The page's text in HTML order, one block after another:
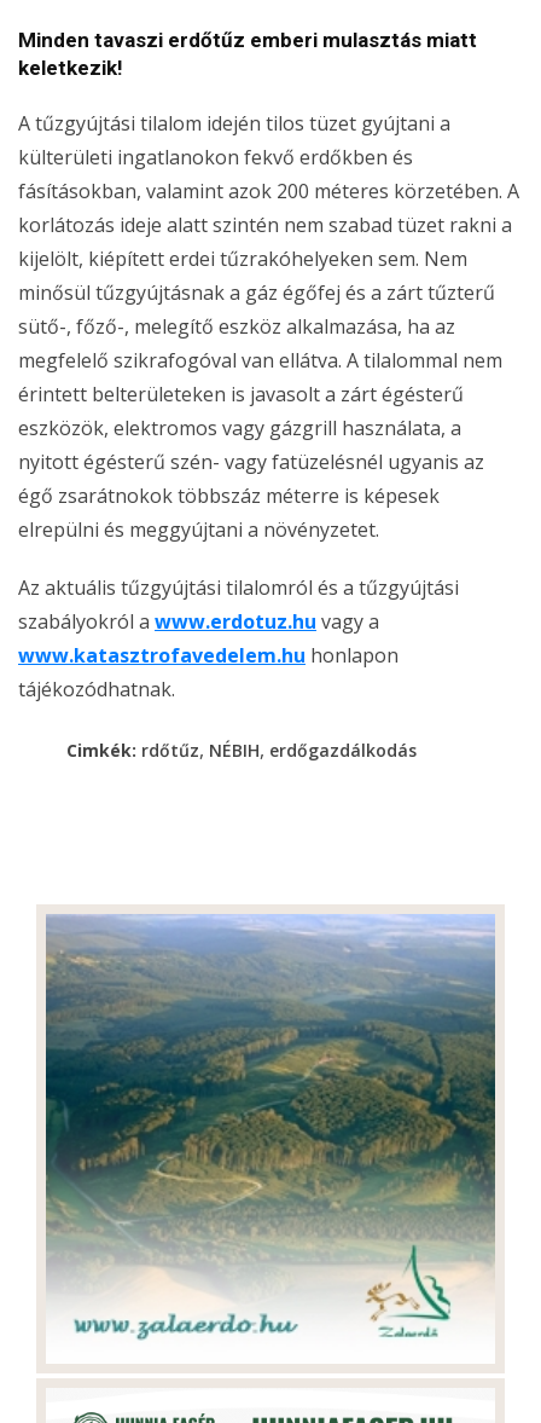
Minden tavaszi erdőtűz emberi mulasztás miatt
keletkezik!
A tűzgyújtási tilalom idején tilos tüzet gyújtani a
külterületi ingatlanokon fekvő erdőkben és
fásításokban, valamint azok 200 méteres körzetében. A
korlátozás ideje alatt szintén nem szabad tüzet rakni a
kijelölt, kiépített erdei tűzrakóhelyeken sem. Nem
minősül tűzgyújtásnak a gáz égőfej és a zárt tűzterű
sütő-, főző-, melegítő eszköz alkalmazása, ha az
megfelelő szikrafogóval van ellátva. A tilalommal nem
érintett belterületeken is javasolt a zárt égésterű
eszközök, elektromos vagy gázgrill használata, a
nyitott égésterű szén- vagy fatüzelésnél ugyanis az
égő zsarátnokok többszáz méterre is képesek
elrepülni és meggyújtani a növényzetet.
Az aktuális tűzgyújtási tilalomról és a tűzgyújtási
szabályokról a www.erdotuz.hu vagy a
www.katasztrofavedelem.hu honlapon
tájékozódhatnak.
Cimkék: rdőtűz, NÉBIH, erdőgazdálkodás